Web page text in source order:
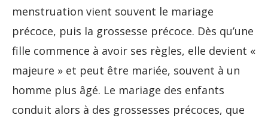
menstruation vient souvent le mariage
précoce, puis la grossesse précoce. Dès qu’une
fille commence à avoir ses règles, elle devient «
majeure » et peut être mariée, souvent à un
homme plus âgé. Le mariage des enfants
conduit alors à des grossesses précoces, que